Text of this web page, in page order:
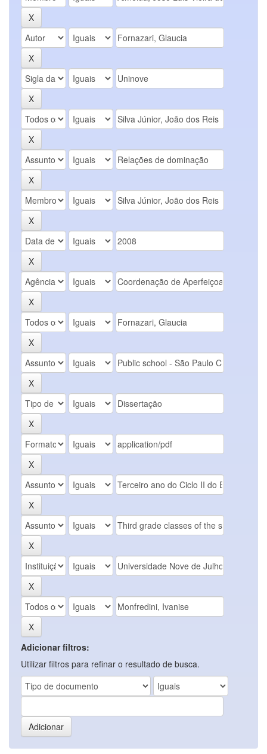
Adicionar filtros:
Utilizar filtros para refinar o resultado de busca.